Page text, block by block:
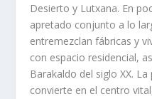
Desierto y Lutxana. En
apretado conjunto a lo
entremezclan fábricas y
con espacio residencial,
Barakaldo del siglo XX.
convierte en el centro